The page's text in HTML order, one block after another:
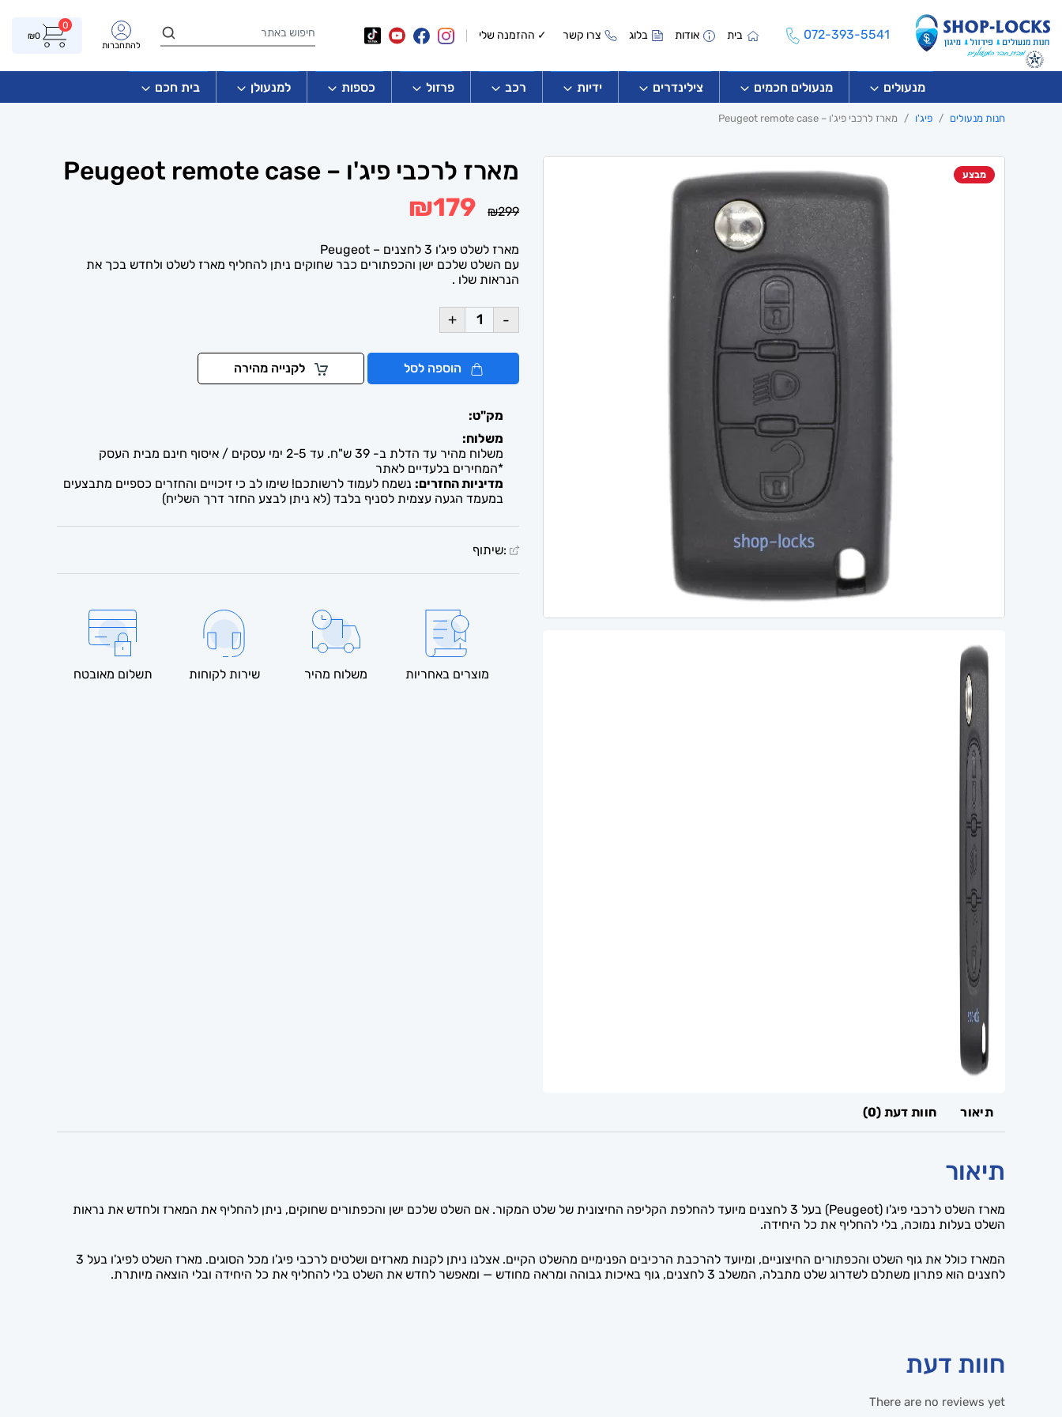
072-393-5541 בית אודות בלוג צרו קשר ✓ ההזמנה שלי
להתחברות
0
₪0
מנעולים מנעולים חכמים צילינדרים ידיות רכב פרזול כספות למנעולן בית חכם
חנות מנעולים פיג'ו מארז לרכבי פיג'ו – Peugeot remote case
מבצע מארז לרכבי פיג'ו – Peugeot remote case
₪299
המחיר
המקורי
₪299.
₪179
₪179.
מארז לשלט פיג'ו 3 לחצנים – Peugeot
עם השלט שלכם ישן והכפתורים כבר שחוקים ניתן להחליף מארז לשלט ולחדש בכך את
הנראות שלו .
-
+
הוספה לסל לקנייה מהירה
מק"ט:
משלוח:
משלוח מהיר עד הדלת ב- 39 ש"ח. עד 2-5 ימי עסקים / איסוף חינם מבית העסק
*המחירים בלעדיים לאתר
מדיניות החזרים: נשמח לעמוד לרשותכם! שימו לב כי זיכויים והחזרים כספיים מתבצעים
במעמד הגעה עצמית לסניף בלבד (לא ניתן לבצע החזר דרך השליח)
:שיתוף
מוצרים באחריות משלוח מהיר שירות לקוחות תשלום מאובטח
תיאור חוות דעת (0)
תיאור
מארז השלט לרכבי פיג'ו (Peugeot) בעל 3 לחצנים מיועד להחלפת הקליפה החיצונית של שלט המקור. אם השלט שלכם ישן והכפתורים שחוקים, ניתן להחליף את המארז ולחדש את נראות
השלט בעלות נמוכה, בלי להחליף את כל היחידה.
המארז כולל את גוף השלט והכפתורים החיצוניים, ומיועד להרכבת הרכיבים הפנימיים מהשלט הקיים. אצלנו ניתן לקנות מארזים ושלטים לרכבי פיג'ו מכל הסוגים. מארז השלט לפיג'ו בעל 3
לחצנים הוא פתרון משתלם לשדרוג שלט מתבלה, המשלב 3 לחצנים, גוף באיכות גבוהה ומראה מחודש — ומאפשר לחדש את השלט בלי להחליף את כל היחידה ובלי הוצאה מיותרת.
חוות דעת
There are no reviews yet